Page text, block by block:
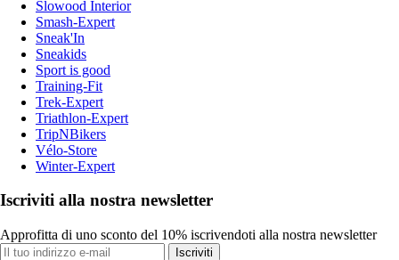
Slowood Interior
Smash-Expert
Sneak'In
Sneakids
Sport is good
Training-Fit
Trek-Expert
Triathlon-Expert
TripNBikers
Vélo-Store
Winter-Expert
Iscriviti alla nostra newsletter
Approfitta di uno sconto del 10% iscrivendoti alla nostra newsletter
Iscriviti